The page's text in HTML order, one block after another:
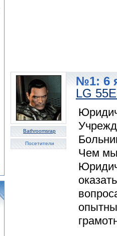
Bathroomsrap
Посетители
№1: 6
LG
Чем мы